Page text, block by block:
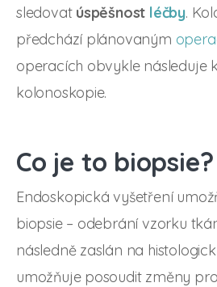
sledovatúspěšnost léčby.
předchází plánovaným
operacích obvykle následuje
kolonoskopie.
Co je to biopsie?
Endoskopická vyšetření
biopsie – odebrání vzorku
následně zaslán na
umožňuje posoudit změny